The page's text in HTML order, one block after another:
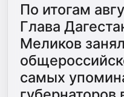
По итогам
Глава
Меликов занял
самых